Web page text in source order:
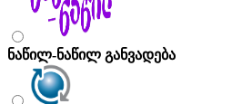
ნაწილ-ნაწილ განვადება